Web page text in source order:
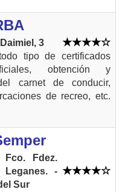
3
tipo de certificados
obtención y
carnet de conducir,
de recreo, etc.
Fco. Fdez.
-
Sur